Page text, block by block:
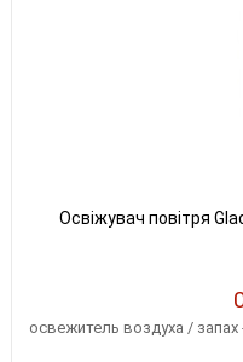
Освіжувач повітря
освежитель воздуха /